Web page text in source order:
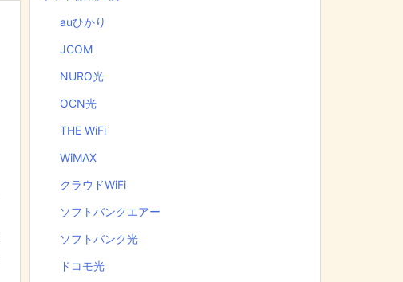
auひかり
JCOM
NURO光
OCN光
THE WiFi
WiMAX
クラウドWiFi
ソフトバンクエアー
ソフトバンク光
ドコモ光